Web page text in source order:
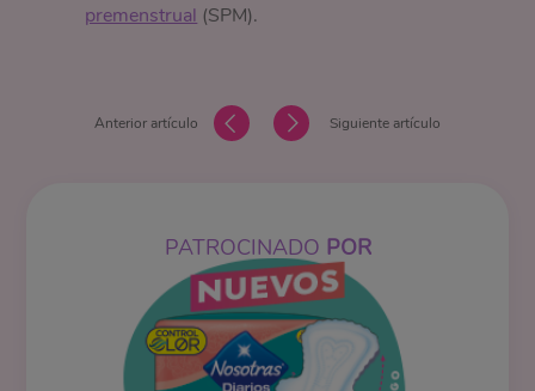
premenstrual (SPM).
Anterior artículo Siguiente artículo
PATROCINADO POR